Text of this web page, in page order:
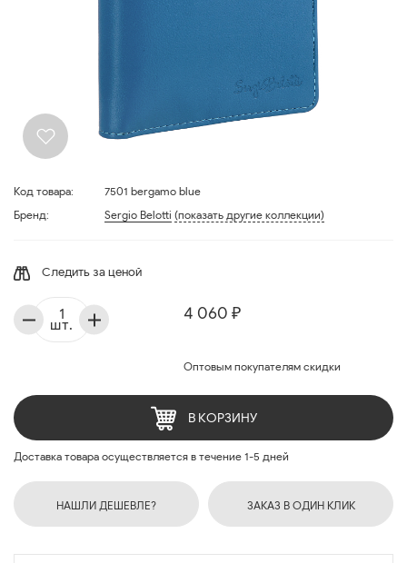
Код товара:
7501 bergamo blue
Бренд:
Sergio Belotti (показать другие коллекции)
Следить за ценой
4 060 ₽
Оптовым покупателям скидки
шт.
В КОРЗИНУ
Доставка товара осуществляется в течение 1-5 дней
НАШЛИ ДЕШЕВЛЕ? ЗАКАЗ В ОДИН КЛИК